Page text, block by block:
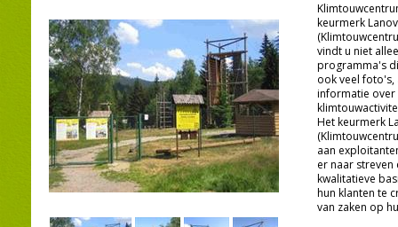
keurmerk
vindt u niet
programma's
ook veel foto's,
informatie over
Het keurmerk
aan
er naar streven
kwalitatieve
hun klanten te
van zaken op